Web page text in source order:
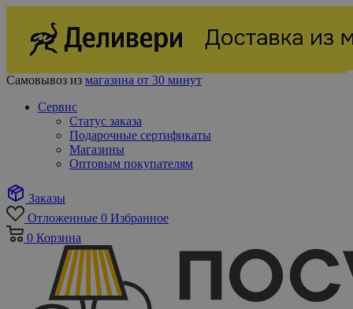
Самовывоз из магазина от 30 минут
Сервис
Статус заказа
Подарочные сертификаты
Магазины
Оптовым покупателям
Заказы
Отложенные 0 Избранное
0 Корзина